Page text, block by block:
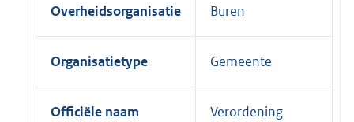
Overheidsorganisatie Buren
Organisatietype Gemeente
Officiële naam
Verordening